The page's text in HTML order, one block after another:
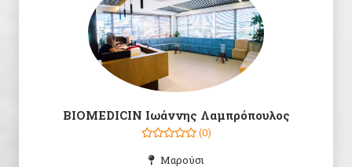
BIOMEDICIN Ιωάννης Λαμπρόπουλος
(0)
Μαρούσι